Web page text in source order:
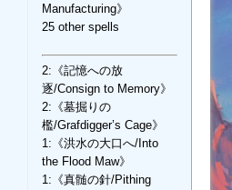
Manufacturing》
25 other spells
2:《記憶への放
逐/Consign to Memory》
2:《墓掘りの
檻/Grafdigger’s Cage》
1:《洪水の大口へ/Into
the Flood Maw》
1:《真髄の針/Pithing